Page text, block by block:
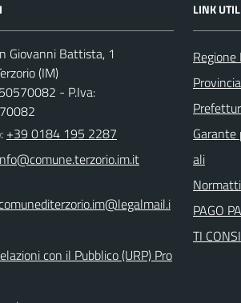
Giovanni Battista, 1
(IM)
- P.Iva:
+39 0184 195 2287
con il Pubblico (URP) Pro
LINK
Regione
Garante
ali
PAGO PA
TI